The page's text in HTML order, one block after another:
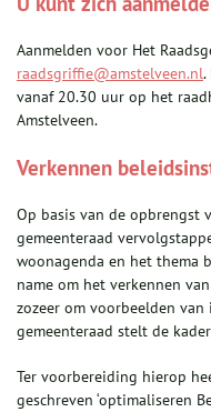
Aanmelden voor Het
raadsgriffie@amstelveen.nl.
vanaf 20.30 uur op het
Amstelveen.
Verkennen
Op basis van de opbrengst
gemeenteraad
woonagenda en het thema
name om het verkennen
zozeer om voorbeelden
gemeenteraad stelt de
Ter voorbereiding hierop
geschreven ‘optimaliseren